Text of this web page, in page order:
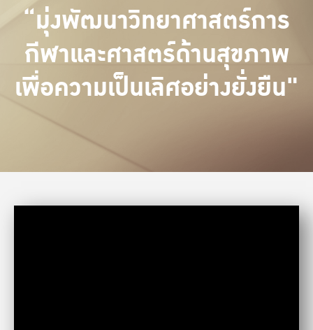
“มุ่งพัฒนาวิทยาศาสตร์การ
กีฬาและศาสตร์ด้านสุขภาพ
เพื่อความเป็นเลิศอย่างยั่งยืน"